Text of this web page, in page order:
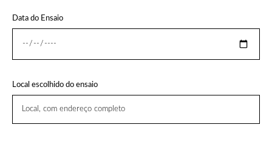
Data do Ensaio
Local escolhido do ensaio